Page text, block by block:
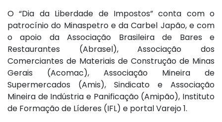
O “Dia da Liberdade de Impostos” conta com o
patrocínio do Minaspetro e da Carbel Japão, e com
o apoio da Associação Brasileira de Bares e
Restaurantes (Abrasel), Associação dos
Comerciantes de Materiais de Construção de Minas
Gerais (Acomac), Associação Mineira de
Supermercados (Amis), Sindicato e Associação
Mineira de Indústria e Panificação (Amipão), Instituto
de Formação de Líderes (IFL) e portal Varejo 1.